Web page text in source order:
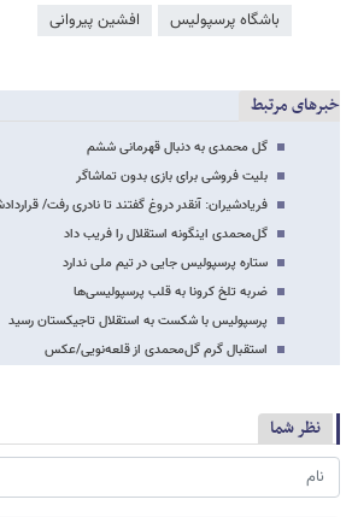
باشگاه پرسپولیس افشین پیروانی
خبرهای مرتبط
گل محمدی به دنبال قهرمانی ششم
بلیت فروشی برای بازی بدون تماشاگر
فریادشیران: آنقدر دروغ گفتند تا نادری رفت/
گل‌محمدی اینگونه استقلال را فریب داد
ستاره پرسپولیس جایی در تیم ملی ندارد
ضربه تلخ کرونا به قلب پرسپولیسی‌ها
پرسپولیس با شکست به استقلال تاجیکستان رسید
استقبال گرم گل‌محمدی از قلعه‌نویی/عکس
نظر شما